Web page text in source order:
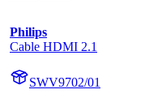
Philips
Cable HDMI 2.1
SWV9702/01